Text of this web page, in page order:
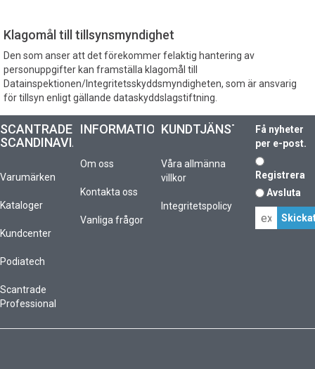
Klagomål till tillsynsmyndighet
Den som anser att det förekommer felaktig hantering av
personuppgifter kan framställa klagomål till
Datainspektionen/Integritetsskyddsmyndigheten, som är ansvarig
för tillsyn enligt gällande dataskyddslagstiftning.
SCANTRADE
SCANDINAVIA
Varumärken
Kataloger
Kundcenter
Podiatech
Scantrade
Professional
INFORMATION
Om oss
Kontakta oss
Vanliga frågor
KUNDTJÄNST
Våra allmänna
villkor
Integritetspolicy
Få nyheter
per e-post.
Registrera
Avsluta